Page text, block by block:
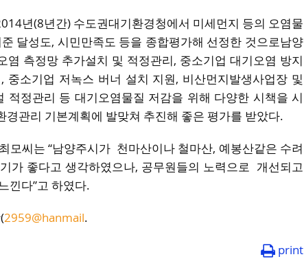
년(8년간) 수도권대기환경청에서 미세먼지 등의 오염물
달성도, 시민만족도 등을 종합평가해 선정한 것으로남양
염 측정망 추가설치 및 적정관리, 중소기업 대기오염 방지
중소기업 저녹스 버너 설치 지원, 비산먼지발생사업장 및
적정관리 등 대기오염물질 저감을 위해 다양한 시책을 시
경관리 기본계획에 발맞쳐 추진해 좋은 평가를 받았다.
모씨는 “남양주시가 천마산이나 철마산, 예봉산같은 수려
가 좋다고 생각하였으나, 공무원들의 노력으로 개선되고
낀다”고 하였다.
2959@hanmail.
print